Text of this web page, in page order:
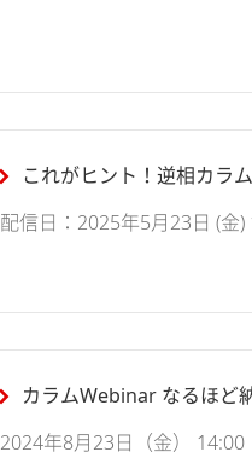
これがヒント！逆相カラ
配信日：2025年5月23日 (金
カラムWebinar なるほど
2024年8月23日（金） 14:00